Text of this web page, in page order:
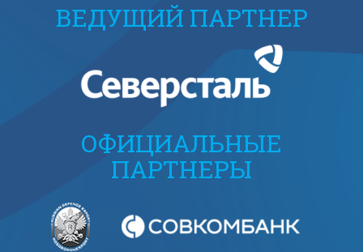
ВЕДУЩИЙ ПАРТНЕР
ОФИЦИАЛЬНЫЕ
ПАРТНЕРЫ